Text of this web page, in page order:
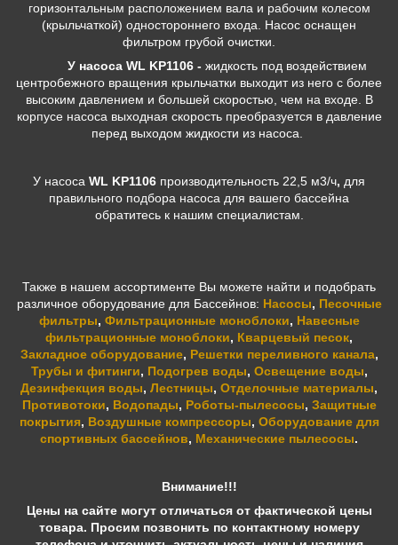
горизонтальным расположением вала и рабочим колесом
(крыльчаткой) одностороннего входа. Насос оснащен
фильтром грубой очистки.
У насоса WL KP1106 - жидкость под воздействием
центробежного вращения крыльчатки выходит из него с более
высоким давлением и большей скоростью, чем на входе. В
корпусе насоса выходная скорость преобразуется в давление
перед выходом жидкости из насоса.
У насоса WL KP1106 производительность 22,5 м3/ч, для
правильного подбора насоса для вашего бассейна
обратитесь к нашим специалистам.
Также в нашем ассортименте Вы можете найти и подобрать
различное оборудование для Бассейнов: Насосы, Песочные
фильтры, Фильтрационные моноблоки, Навесные
фильтрационные моноблоки, Кварцевый песок,
Закладное оборудование, Решетки переливного канала,
Трубы и фитинги, Подогрев воды, Освещение воды,
Дезинфекция воды, Лестницы, Отделочные материалы,
Противотоки, Водопады, Роботы-пылесосы, Защитные
покрытия, Воздушные компрессоры, Оборудование для
спортивных бассейнов, Механические пылесосы.
Внимание!!!
Цены на сайте могут отличаться от фактической цены
товара. Просим позвонить по контактному номеру